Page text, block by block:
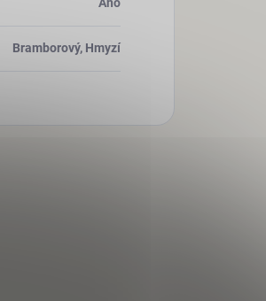
Bramborový, Hmyzí